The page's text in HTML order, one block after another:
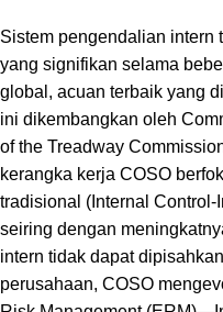
Sistem pengendalian intern
yang signifikan selama
global, acuan terbaik yang
ini dikembangkan oleh
of the Treadway
kerangka kerja COSO
tradisional ( Internal
seiring dengan
intern tidak dapat
perusahaan, COSO